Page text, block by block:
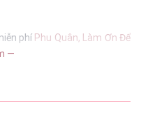
phí Phu Quân, Làm Ơn Để
—